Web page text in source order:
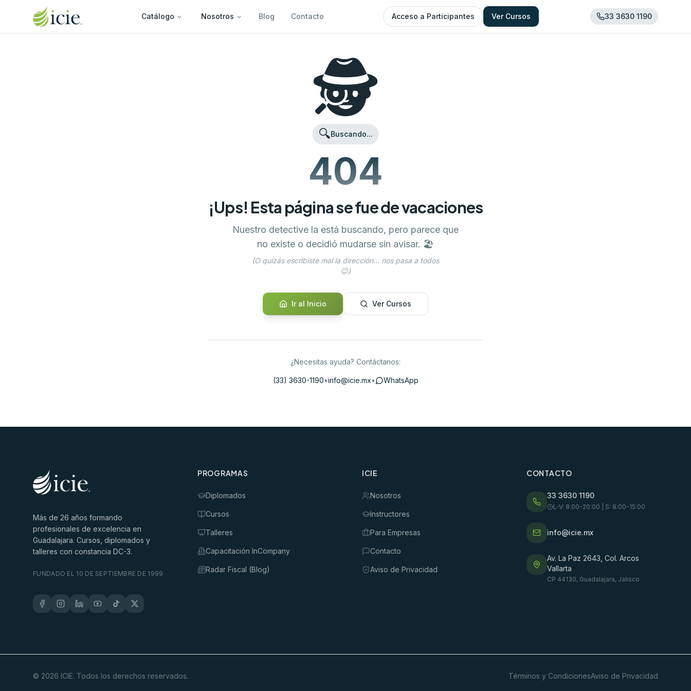
Catálogo Nosotros Blog Contacto Acceso a Participantes Ver Cursos 33 3630 1190
🕵️
🔍Buscando...
404
¡Ups! Esta página se fue de vacaciones
Nuestro detective la está buscando, pero parece que
no existe o decidió mudarse sin avisar. 🏖️
(O quizás escribiste mal la dirección... nos pasa a todos
😉)
Ir al Inicio Ver Cursos
¿Necesitas ayuda? Contáctanos:
(33) 3630-1190•info@icie.mx• WhatsApp
Más de 26 años formando
profesionales de excelencia en
Guadalajara. Cursos, diplomados y
talleres con constancia DC-3.
FUNDADO EL 10 DE SEPTIEMBRE DE 1999
PROGRAMAS
Diplomados
Cursos
Talleres
Capacitación InCompany
Radar Fiscal (Blog)
ICIE
Nosotros
Instructores
Para Empresas
Contacto
Aviso de Privacidad
CONTACTO
33 3630 1190
L-V: 8:00-20:00 | S: 8:00-15:00
info@icie.mx
Av. La Paz 2643, Col. Arcos
Vallarta
CP 44130, Guadalajara, Jalisco
© 2026 ICIE. Todos los derechos reservados. Términos y CondicionesAviso de Privacidad